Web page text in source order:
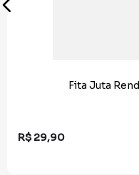
Fita Juta
R$ 29,90